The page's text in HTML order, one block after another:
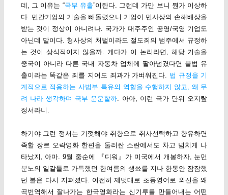
데, 그 이유는 “국부 유출”이란다. 그런데 가만 보니 뭔가 이상하
다. 민간기업의 기술을 빼돌렸으니 기업이 민사상의 손해배상을
받는 것이 정상이 아니려나. 국가가 대주주인 공영/국영 기업도
아닌데 말이다. 형사상의 처벌이라도 절도죄의 범주에서 규정하
는 것이 상식적이지 않을까. 게다가 이 논리라면, 해당 기술을
중국이 아니라 다른 국내 자동차 업체에 팔아넘겼다면 불법 유
출이라는 똑같은 죄를 지어도 죄과가 가벼워진다. 법 규정을 기
계적으로 적용하는 사법부 특유의 역할을 수행하지 않고, 왜 무
려 나라 생각하며 국부 운운할까. 아아, 이런 국가 단위 오지랖
정서라니.
하기야 그런 정서는 기껏해야 취향으로 취사선택하고 향유하면
족할 장르 오락영화 한편을 둘러싼 소란에서도 차고 넘치게 나
타났지, 아마. 9월 중순에 『디워』가 미국에서 개봉하자, 눈먼
분노의 일갈들로 가득했던 한여름의 생쑈를 지나 한동안 잠잠했
던 불은 다시 지펴졌다. 여전히 제멋대로 초등영어로 외신을 왜
곡번역해서 잘나가는 한국영화라는 신기루를 만들어내는 어떤